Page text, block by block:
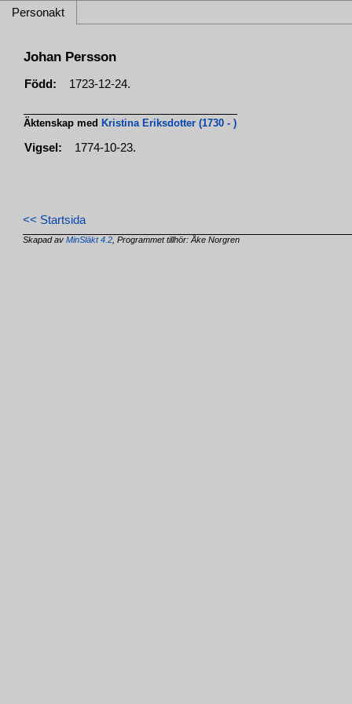
Personakt
Johan Persson
Född: 1723-12-24.
Äktenskap med Kristina Eriksdotter (1730 - )
Vigsel: 1774-10-23.
<< Startsida
Skapad avMinSläkt 4.2 , Programmet tillhör: Åke Norgren